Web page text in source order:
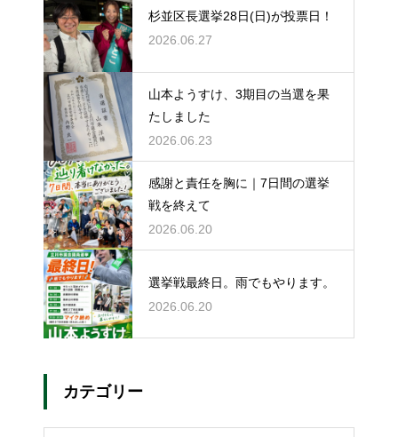
杉並区長選挙28日(日)が投票日！
2026.06.27
山本ようすけ、3期目の当選を果
たしました
2026.06.23
感謝と責任を胸に｜7日間の選挙
戦を終えて
2026.06.20
選挙戦最終日。雨でもやります。
2026.06.20
カテゴリー